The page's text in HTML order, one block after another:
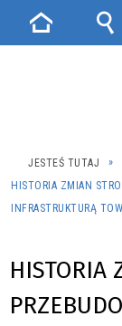
JESTEŚ TUTAJ
HISTORIA ZMIAN
INFRASTRUKTURĄ
HISTORIA
Strona